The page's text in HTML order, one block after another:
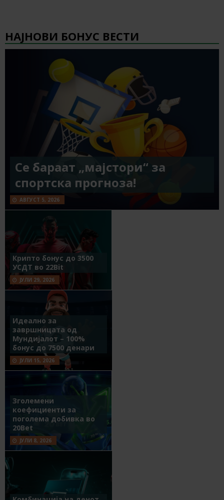
НАЈНОВИ БОНУС ВЕСТИ
Се бараат „мајстори“ за
спортска прогноза!
АВГУСТ 5, 2026
Крипто бонус до 3500
УСДТ во 22Bit
ЈУЛИ 29, 2026
Идеално за
завршницата од
Мундијалот – 100%
бонус до 7500 денари
ЈУЛИ 15, 2026
Зголемени
коефициенти за
поголема добивка во
20Bet
ЈУЛИ 8, 2026